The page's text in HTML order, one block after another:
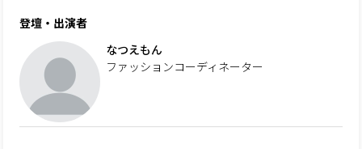
登壇・出演者
なつえもん
ファッションコーディネーター